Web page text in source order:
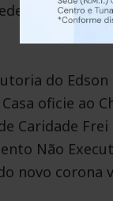
do
oficie ao
Caridade
Não
novo corona